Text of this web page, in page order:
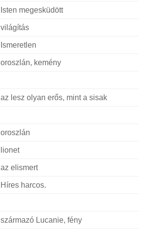
Isten megesküdött
világítás
Ismeretlen
oroszlán, kemény
az lesz olyan erős, mint a sisak
oroszlán
lionet
az elismert
Híres harcos.
származó Lucanie, fény